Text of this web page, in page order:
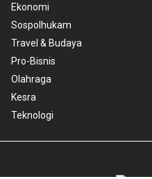
Ekonomi
Sospolhukam
Travel & Budaya
Pro-Bisnis
Olahraga
Kesra
Teknologi